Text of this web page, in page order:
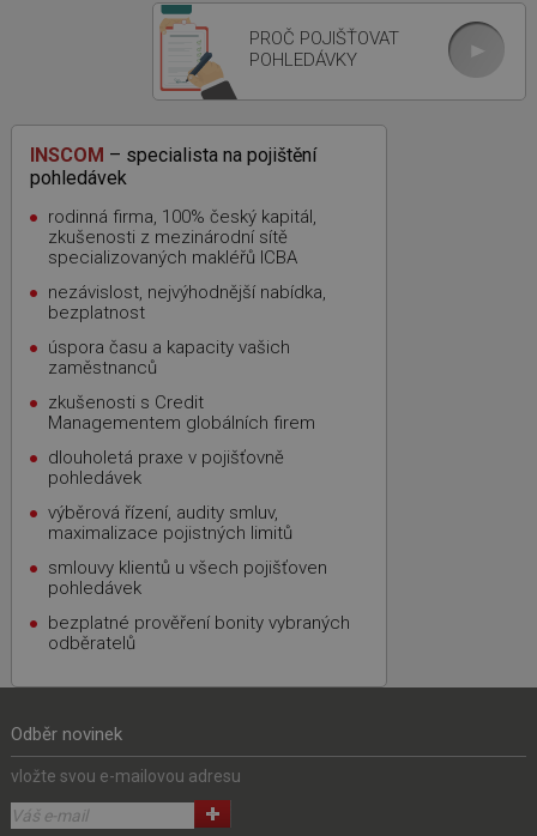
PROČ POJIŠŤOVAT
POHLEDÁVKY
INSCOM – specialista na pojištění
pohledávek
rodinná firma, 100% český kapitál,
zkušenosti z mezinárodní sítě
specializovaných makléřů ICBA
nezávislost, nejvýhodnější nabídka,
bezplatnost
úspora času a kapacity vašich
zaměstnanců
zkušenosti s Credit
Managementem globálních firem
dlouholetá praxe v pojišťovně
pohledávek
výběrová řízení, audity smluv,
maximalizace pojistných limitů
smlouvy klientů u všech pojišťoven
pohledávek
bezplatné prověření bonity vybraných
odběratelů
Odběr novinek
vložte svou e-mailovou adresu